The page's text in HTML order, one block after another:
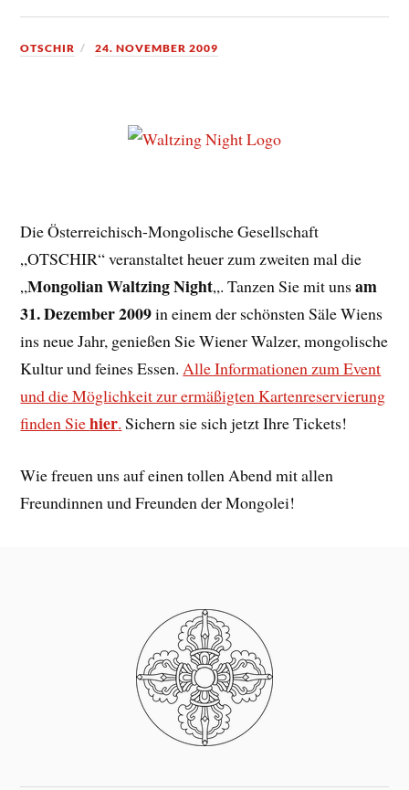
OTSCHIR 24. NOVEMBER 2009
Die Österreichisch-Mongolische Gesellschaft
„OTSCHIR“ veranstaltet heuer zum zweiten mal die
„Mongolian Waltzing Night„. Tanzen Sie mit unsam
31. Dezember 2009in einem der schönsten Säle Wiens
ins neue Jahr, genießen Sie Wiener Walzer, mongolische
Kultur und feines Essen.Alle Informationen zum Event
und die Möglichkeit zur ermäßigten Kartenreservierung
finden Siehier. Sichern sie sich jetzt Ihre Tickets!
Wie freuen uns auf einen tollen Abend mit allen
Freundinnen und Freunden der Mongolei!